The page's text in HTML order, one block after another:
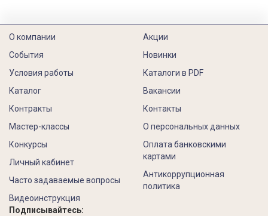
О компании
События
Условия работы
Каталог
Контракты
Акции
Новинки
Каталоги в PDF
Вакансии
Контакты
Мастер-классы
Конкурсы
Личный кабинет
Часто задаваемые вопросы
Видеоинструкция
О персональных данных
Оплата банковскими
картами
Антикоррупционная
политика
Подписывайтесь: